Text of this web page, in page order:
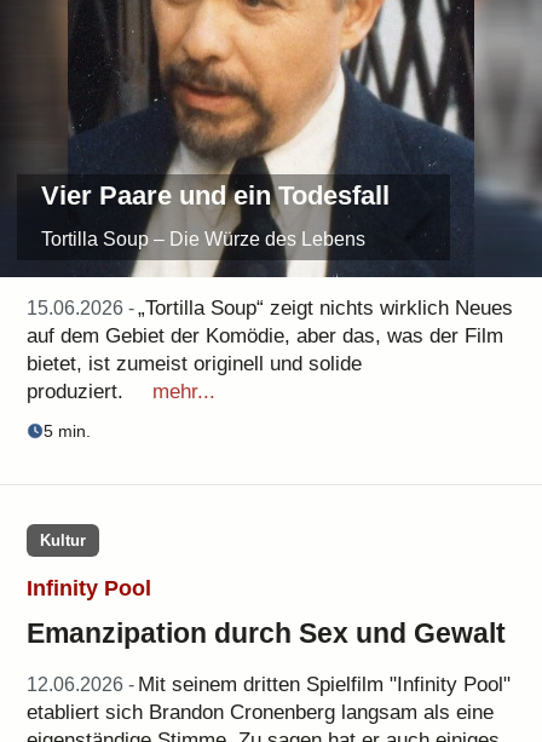
Vier Paare und ein Todesfall
Tortilla Soup – Die Würze des Lebens
15.06.2026 -„Tortilla Soup“ zeigt nichts wirklich Neues
auf dem Gebiet der Komödie, aber das, was der Film
bietet, ist zumeist originell und solide
produziert.
mehr...
5 min.
Kultur
Infinity Pool
Emanzipation durch Sex und Gewalt
12.06.2026 - Mit seinem dritten Spielfilm "Infinity Pool"
etabliert sich Brandon Cronenberg langsam als eine